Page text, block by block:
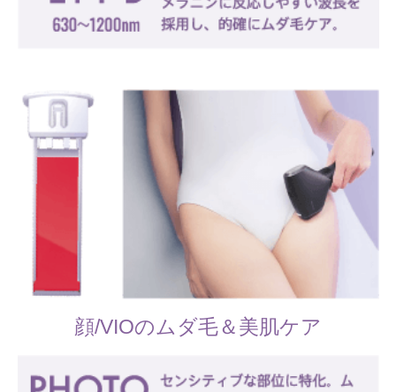
顔/VIOのムダ毛＆美肌ケア